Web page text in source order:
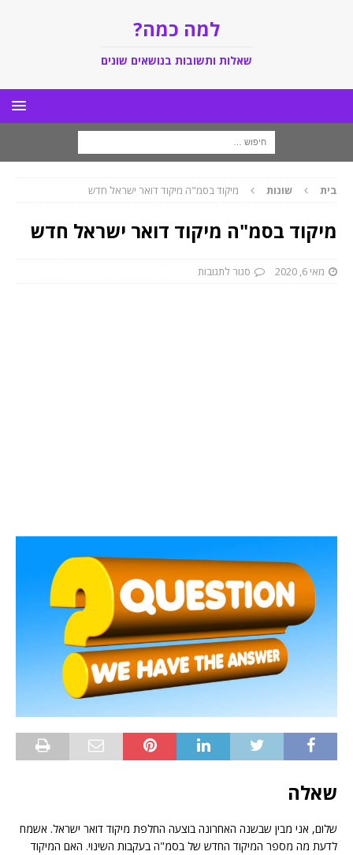
למה כמה?
שאלות ותשובות בנושאים שונים
בית שונות מיקוד בסמ"ה מיקוד דואר ישראל חדש
מיקוד בסמ"ה מיקוד דואר ישראל חדש
מאי 6, 2020 סגור לתגובות
שאלה
שלום, אני מבין שבשנה האחרונה בוצעה החלפת מיקוד דואר ישראל. אשמח
לדעת מה מספר המיקוד החדש של בסמ"ה בעקבות השינוי. האם המיקוד